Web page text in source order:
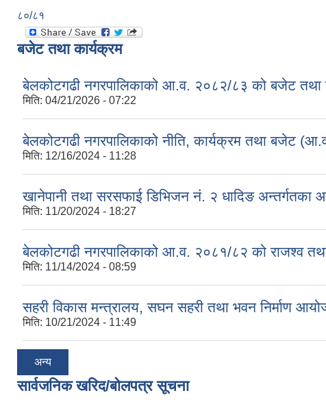
८०/८१
बजेट तथा कार्यक्रम
बेलकोटगढी नगरपालिकाको आ.व. २०८२/८३ को बजेट तथा
मिति: 04/21/2026 - 07:22
बेलकोटगढी नगरपालिकाको नीति, कार्यक्रम तथा बजेट
मिति: 12/16/2024 - 11:28
खानेपानी तथा सरसफाई डिभिजन नं. २ धादिङ अन्तर्गतका
मिति: 11/20/2024 - 18:27
बेलकोटगढी नगरपालिकाको आ.व. २०८१/८२ को राजश्व तथा
मिति: 11/14/2024 - 08:59
सहरी विकास मन्त्रालय, सघन सहरी तथा भवन निर्माण
मिति: 10/21/2024 - 11:49
अन्य
सार्वजनिक खरिद/बोलपत्र सूचना